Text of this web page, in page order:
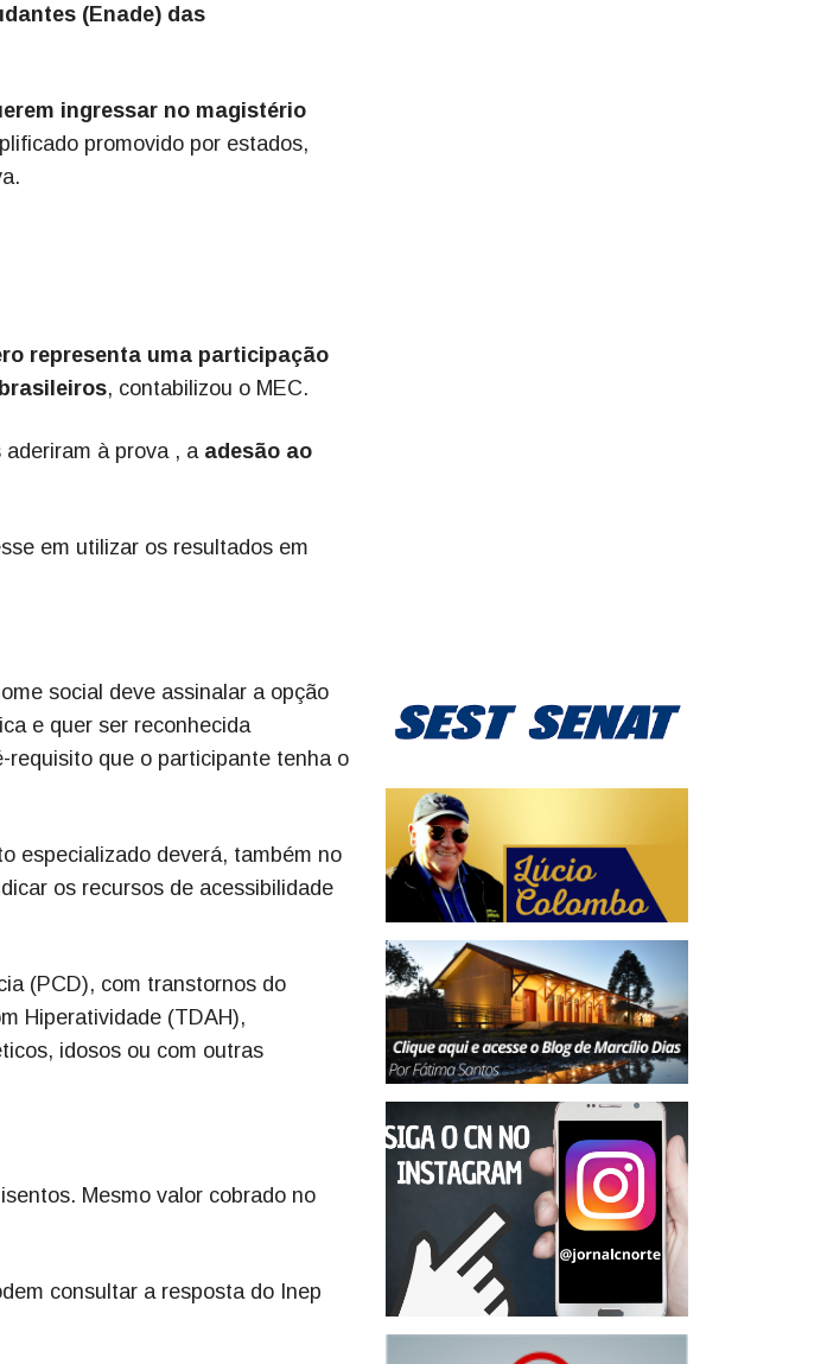
(Enade) das
ingressar no magistério
promovido por estados,
representa uma participação
, contabilizou o MEC.
à prova , a adesão ao
em utilizar os resultados em
social deve assinalar a opção
e quer ser reconhecida
requisito que o participante tenha o
especializado deverá, também no
os recursos de acessibilidade
(PCD), com transtornos do
Hiperatividade (TDAH),
idosos ou com outras
Mesmo valor cobrado no
consultar a resposta do Inep